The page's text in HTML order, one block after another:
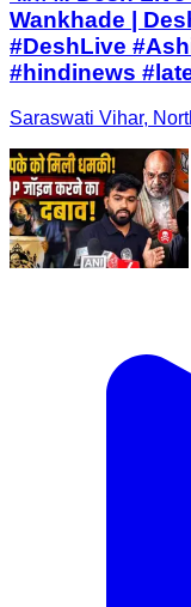
Wankhade |
#DeshLive
#hindinews
Saraswati Vihar,